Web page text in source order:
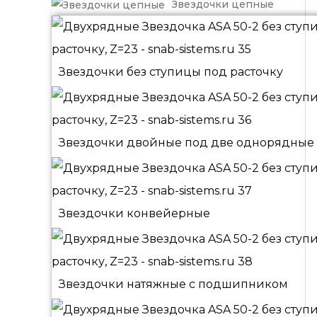
Звездочки цепные
Звездочки без ступицы под расточку
Звездочки двойные под две однорядные
Звездочки конвейерные
Звездочки натяжные с подшипником